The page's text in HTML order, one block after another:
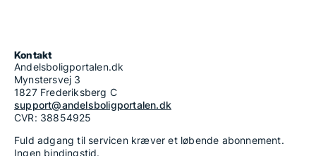
Kontakt
Andelsboligportalen.dk
Mynstersvej 3
1827 Frederiksberg C
support@andelsboligportalen.dk
CVR: 38854925
Fuld adgang til servicen kræver et løbende abonnement.
Ingen bindingstid.